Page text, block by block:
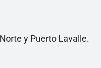
y Puerto Lavalle.